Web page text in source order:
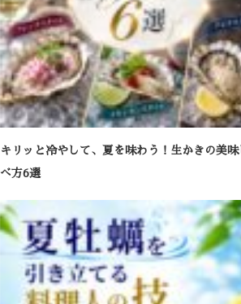
キリッと冷やして、夏を味わう！生かきの美
べ方6選